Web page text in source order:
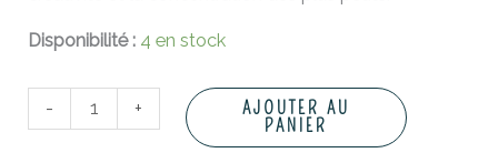
Disponibilité : 4 en stock
- +
AJOUTER AU
PANIER